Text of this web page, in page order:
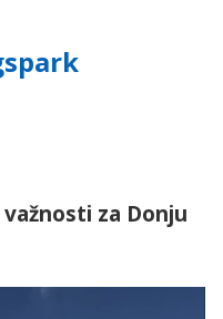
za Donju